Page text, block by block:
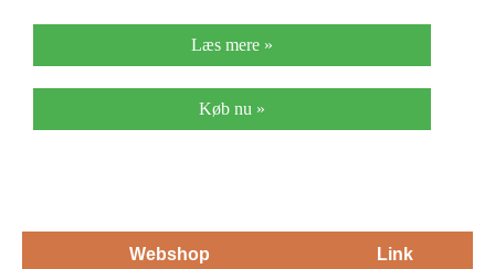
Læs mere »
Køb nu »
Webshop Link